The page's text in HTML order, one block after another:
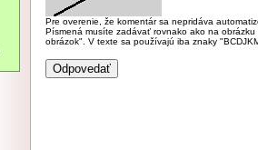
Pre overenie, že komentár sa nepridáva
Písmená musíte zadávať rovnako ako na
obrázok". V texte sa používajú iba znaky